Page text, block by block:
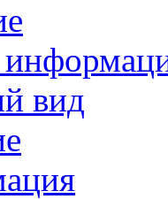
вид